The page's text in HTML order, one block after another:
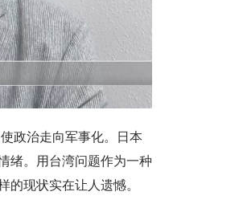
政治走向军事化。日本
绪。用台湾问题作为一种
现状实在让人遗憾。